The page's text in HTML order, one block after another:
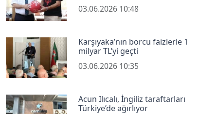
03.06.2026 10:48
Karşıyaka’nın borcu faizlerle 1
milyar TL’yi geçti
03.06.2026 10:35
Acun Ilıcalı, İngiliz taraftarları
Türkiye’de ağırlıyor